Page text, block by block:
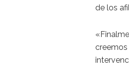
de los
creemos